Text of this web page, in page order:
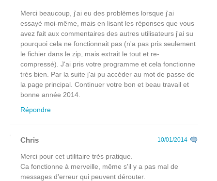
Merci beaucoup, j'ai eu des problèmes lorsque j'ai
essayé moi-même, mais en lisant les réponses que vous
avez fait aux commentaires des autres utilisateurs j'ai su
pourquoi cela ne fonctionnait pas (n'a pas pris seulement
le fichier dans le zip, mais extrait le tout et re-
compressé). J'ai pris votre programme et cela fonctionne
très bien. Par la suite j'ai pu accéder au mot de passe de
la page principal. Continuer votre bon et beau travail et
bonne année 2014.
Répondre
Chris 10/01/2014
Merci pour cet utilitaire très pratique.
Ca fonctionne à merveille, même s'il y a pas mal de
messages d'erreur qui peuvent dérouter.